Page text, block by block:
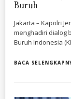
Buruh
Jakarta – Kapolri
menghadiri dialog
Buruh Indonesia
BACA